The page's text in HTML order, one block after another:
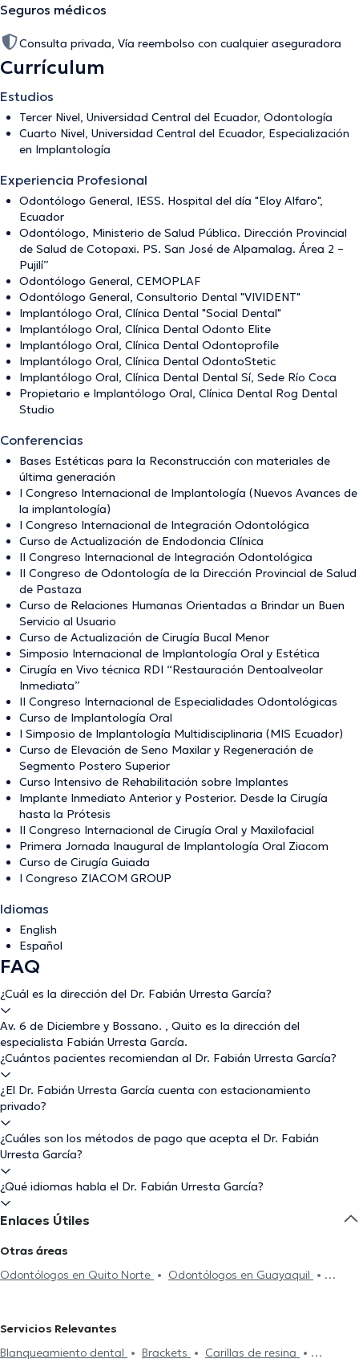
Seguros médicos
Consulta privada, Vía reembolso con cualquier aseguradora
Currículum
Estudios
Tercer Nivel, Universidad Central del Ecuador, Odontología
Cuarto Nivel, Universidad Central del Ecuador, Especialización
en Implantología
Experiencia Profesional
Odontólogo General, IESS. Hospital del día "Eloy Alfaro",
Ecuador
Odontólogo, Ministerio de Salud Pública. Dirección Provincial
de Salud de Cotopaxi. PS. San José de Alpamalag. Área 2 –
Pujilí”
Odontólogo General, CEMOPLAF
Odontólogo General, Consultorio Dental "VIVIDENT"
Implantólogo Oral, Clínica Dental "Social Dental"
Implantólogo Oral, Clínica Dental Odonto Elite
Implantólogo Oral, Clínica Dental Odontoprofile
Implantólogo Oral, Clínica Dental OdontoStetic
Implantólogo Oral, Clínica Dental Dental Sí, Sede Río Coca
Propietario e Implantólogo Oral, Clínica Dental Rog Dental
Studio
Conferencias
Bases Estéticas para la Reconstrucción con materiales de
última generación
I Congreso Internacional de Implantología (Nuevos Avances de
la implantología)
I Congreso Internacional de Integración Odontológica
Curso de Actualización de Endodoncia Clínica
II Congreso Internacional de Integración Odontológica
II Congreso de Odontología de la Dirección Provincial de Salud
de Pastaza
Curso de Relaciones Humanas Orientadas a Brindar un Buen
Servicio al Usuario
Curso de Actualización de Cirugía Bucal Menor
Simposio Internacional de Implantología Oral y Estética
Cirugía en Vivo técnica RDI “Restauración Dentoalveolar
Inmediata”
II Congreso Internacional de Especialidades Odontológicas
Curso de Implantología Oral
I Simposio de Implantología Multidisciplinaria (MIS Ecuador)
Curso de Elevación de Seno Maxilar y Regeneración de
Segmento Postero Superior
Curso Intensivo de Rehabilitación sobre Implantes
Implante Inmediato Anterior y Posterior. Desde la Cirugía
hasta la Prótesis
II Congreso Internacional de Cirugía Oral y Maxilofacial
Primera Jornada Inaugural de Implantología Oral Ziacom
Curso de Cirugía Guiada
I Congreso ZIACOM GROUP
Idiomas
English
Español
FAQ
¿Cuál es la dirección del Dr. Fabián Urresta García?
Av. 6 de Diciembre y Bossano. , Quito es la dirección del
especialista Fabián Urresta García.
¿Cuántos pacientes recomiendan al Dr. Fabián Urresta García?
¿El Dr. Fabián Urresta García cuenta con estacionamiento
privado?
¿Cuáles son los métodos de pago que acepta el Dr. Fabián
Urresta García?
¿Qué idiomas habla el Dr. Fabián Urresta García?
Enlaces Útiles
Otras áreas
Odontólogos en Quito Norte
Odontólogos en Guayaquil
Servicios Relevantes
Blanqueamiento dental
Brackets
Carillas de resina